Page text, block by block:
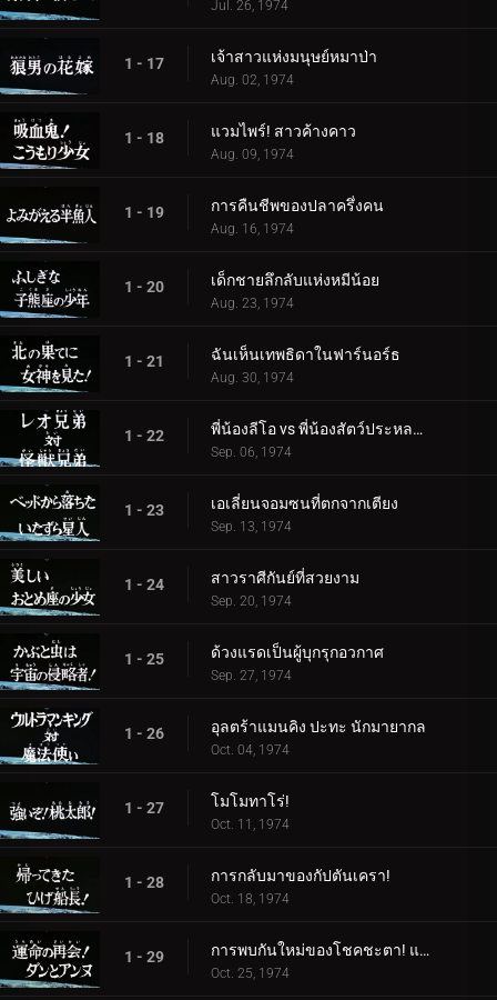
Jul. 26, 1974
1 - 17 เจ้าสาวแห่งมนุษย์หมาป่า
Aug. 02, 1974
1 - 18 แวมไพร์! สาวค้างคาว
Aug. 09, 1974
1 - 19 การคืนชีพของปลาครึ่งคน
Aug. 16, 1974
1 - 20 เด็กชายลึกลับแห่งหมีน้อย
Aug. 23, 1974
1 - 21 ฉันเห็นเทพธิดาในฟาร์นอร์ธ
Aug. 30, 1974
1 - 22 พี่น้องลีโอ vs พี่น้องสัตว์ประหลาด
Sep. 06, 1974
1 - 23 เอเลี่ยนจอมซนที่ตกจากเตียง
Sep. 13, 1974
1 - 24 สาวราศีกันย์ที่สวยงาม
Sep. 20, 1974
1 - 25 ด้วงแรดเป็นผู้บุกรุกอวกาศ
Sep. 27, 1974
1 - 26 อุลตร้าแมนคิง ปะทะ นักมายากล
Oct. 04, 1974
1 - 27 โมโมทาโร่!
Oct. 11, 1974
1 - 28 การกลับมาของกัปตันเครา!
Oct. 18, 1974
1 - 29 การพบกันใหม่ของโชคชะตา! แดนและแอนน์
Oct. 25, 1974